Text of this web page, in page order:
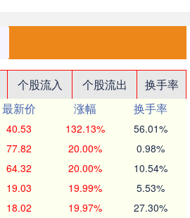
个股流入 个股流出
换手率
最新价 涨幅
换手率
40.53 132.13% 56.01%
77.82 20.00% 0.98%
64.32 20.00% 10.54%
19.03 19.99% 5.53%
18.02 19.97% 27.30%